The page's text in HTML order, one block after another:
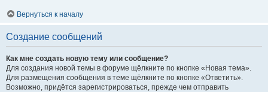
Вернуться к началу
Создание сообщений
Как мне создать новую тему или сообщение?
Для создания новой темы в форуме щёлкните по кнопке «Новая тема».
Для размещения сообщения в теме щёлкните по кнопке «Ответить».
Возможно, придётся зарегистрироваться, прежде чем отправить